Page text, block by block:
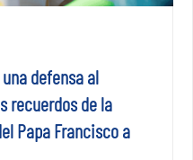
defensa al
recuerdos de la
Papa Francisco a